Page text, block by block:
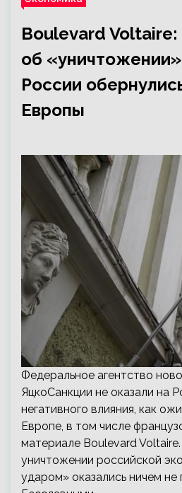
Boulevard
об
России
Европы
Федеральное агентство
ЯцкоСанкции не оказали на
негативного влияния, как
Европе, в том числе
материале Boulevard
уничтожении российской
ударом» оказались ничем не